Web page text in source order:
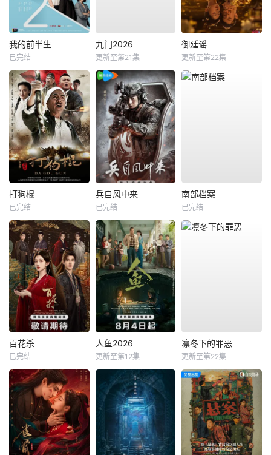
我的前半生
已完结
九门2026
更新至第21集
御廷谣
更新至第22集
打狗棍
已完结
兵自风中来
已完结
南部档案
已完结
百花杀
已完结
人鱼2026
更新至第12集
凛冬下的罪恶
更新至第22集